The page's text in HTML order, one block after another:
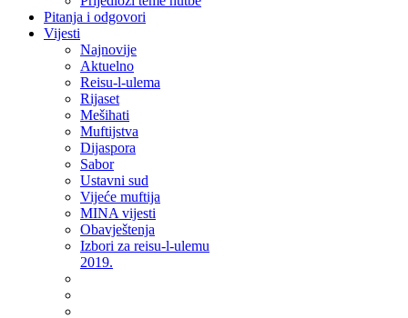
Pitanja i odgovori
Vijesti
Najnovije
Aktuelno
Reisu-l-ulema
Rijaset
Mešihati
Muftijstva
Dijaspora
Sabor
Ustavni sud
Vijeće muftija
MINA vijesti
Obavještenja
Izbori za reisu-l-ulemu
2019.